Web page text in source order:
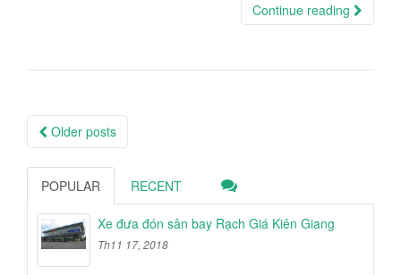
Continue reading
Posts
Older posts
POPULAR RECENT
Xe đưa đón sân bay Rạch Giá Kiên Giang
Th11 17, 2018